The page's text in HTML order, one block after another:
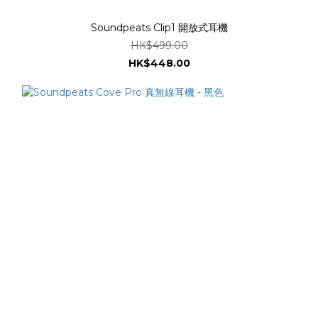
Soundpeats Clip1 開放式耳機
HK$499.00
HK$448.00